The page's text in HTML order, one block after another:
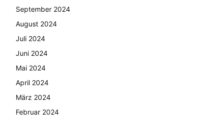
September 2024
August 2024
Juli 2024
Juni 2024
Mai 2024
April 2024
März 2024
Februar 2024